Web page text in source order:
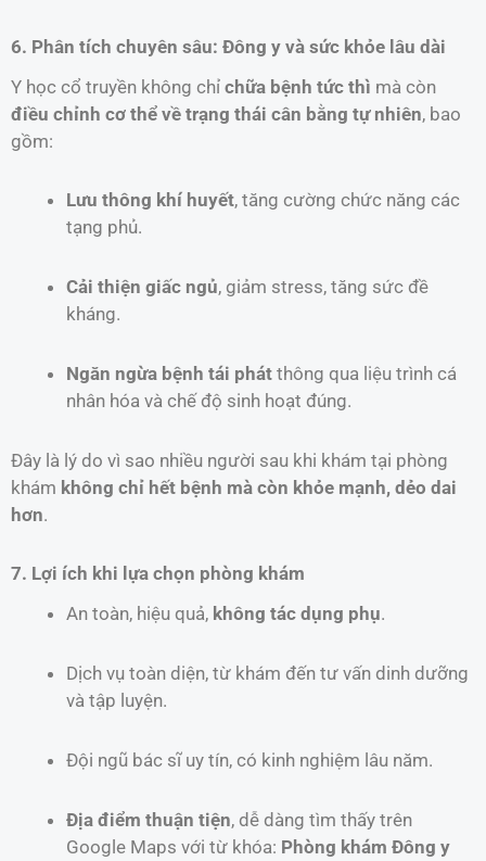
6. Phân tích chuyên sâu: Đông y và sức khỏe lâu dài
Y học cổ truyền không chỉ chữa bệnh tức thì mà còn
điều chỉnh cơ thể về trạng thái cân bằng tự nhiên, bao
gồm:
Lưu thông khí huyết, tăng cường chức năng các
tạng phủ.
Cải thiện giấc ngủ, giảm stress, tăng sức đề
kháng.
Ngăn ngừa bệnh tái phát thông qua liệu trình cá
nhân hóa và chế độ sinh hoạt đúng.
Đây là lý do vì sao nhiều người sau khi khám tại phòng
khám không chỉ hết bệnh mà còn khỏe mạnh, dẻo dai
hơn.
7. Lợi ích khi lựa chọn phòng khám
An toàn, hiệu quả, không tác dụng phụ.
Dịch vụ toàn diện, từ khám đến tư vấn dinh dưỡng
và tập luyện.
Đội ngũ bác sĩ uy tín, có kinh nghiệm lâu năm.
Địa điểm thuận tiện, dễ dàng tìm thấy trên
Google Maps với từ khóa: Phòng khám Đông y